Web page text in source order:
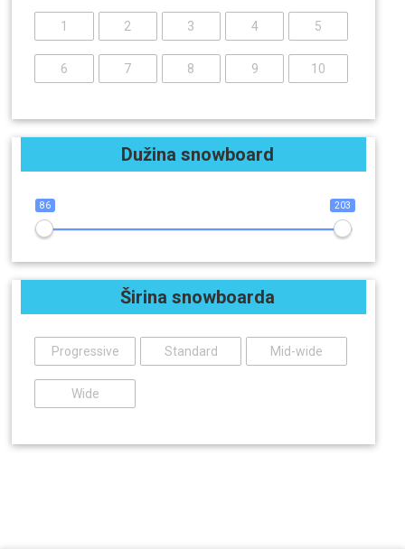
1 2 3 4 5
6 7 8 9 10
Dužina snowboard
86 203
Širina snowboarda
Progressive Standard Mid-wide
Wide